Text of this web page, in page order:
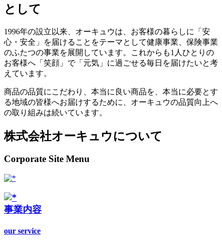
として
1996年の設立以来、オーキュウは、お客様の暮らしに「安
心・安全」を届けることをテーマとして健康事業、保険事業
のふたつの事業を展開しています。これからも1人ひとりの
お客様へ「笑顔」で「元気」に過ごせる毎日を届けたいと考
えています。
商品の品質にこだわり、本当に良い商品を、本当に必要とす
る地域の皆様へお届けするために、オーキュウの品質向上へ
の取り組みは続いています。
株式会社オーキュウについて
Corporate Site Menu
事業内容
our service